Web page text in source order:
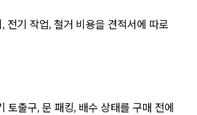
전기 작업, 철거 비용을 견적서에 따로
토출구, 문 패킹, 배수 상태를 구매 전에